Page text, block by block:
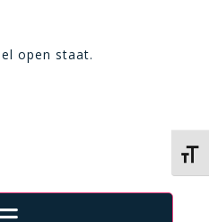
open staat.